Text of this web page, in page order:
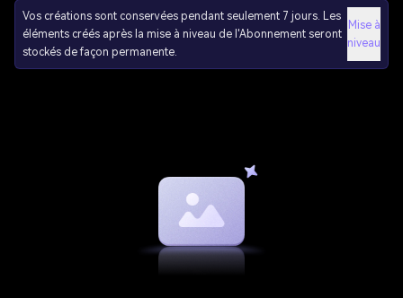
Vos créations sont conservées pendant seulement 7 jours. Les
éléments créés après la mise à niveau de l'Abonnement seront
stockés de façon permanente.
Mise à
niveau